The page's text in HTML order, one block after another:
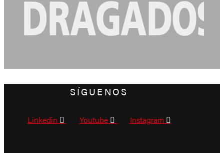
SÍGUENOS
Linkedin Youtube Instagram